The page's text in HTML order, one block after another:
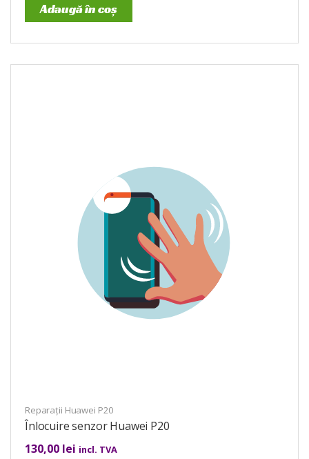
Adaugă în coș
Reparații Huawei P20
Înlocuire senzor Huawei P20
130,00 lei incl. TVA